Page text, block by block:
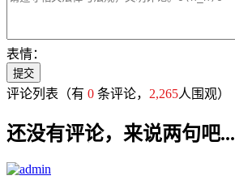
表情：
评论列表 （有 0 条评论， 2,265人围观）
还没有评论，来说两句吧...